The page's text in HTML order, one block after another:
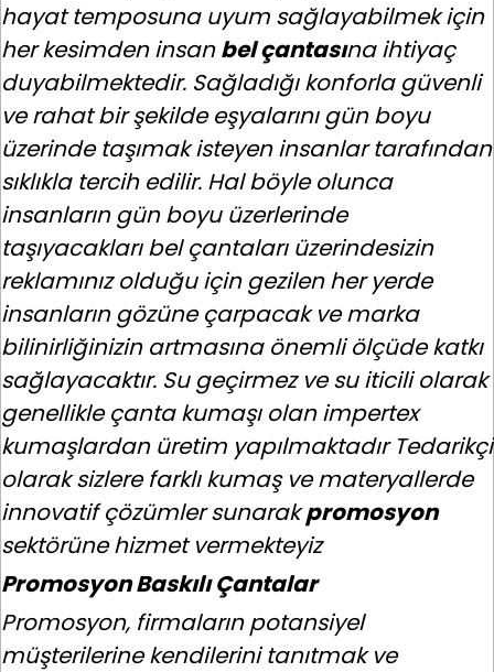
hayat temposuna uyum sağlayabilmek için
her kesimden insanbel çantasına ihtiyaç
duyabilmektedir. Sağladığı konforla güvenli
ve rahat bir şekilde eşyalarını gün boyu
üzerinde taşımak isteyen insanlar tarafından
sıklıkla tercih edilir. Hal böyle olunca
insanların gün boyu üzerlerinde
taşıyacakları bel çantaları üzerindesizin
reklamınız olduğu için gezilen her yerde
insanların gözüne çarpacak ve marka
bilinirliğinizin artmasına önemli ölçüde katkı
sağlayacaktır. Su geçirmez ve su iticili olarak
genellikle çanta kumaşı olan impertex
kumaşlardan üretim yapılmaktadır Tedarikçi
olarak sizlere farklı kumaş ve materyallerde
innovatif çözümler sunarakpromosyon
sektörüne hizmet vermekteyiz
Promosyon Baskılı Çantalar
Promosyon, firmaların potansiyel
müşterilerine kendilerini tanıtmak ve